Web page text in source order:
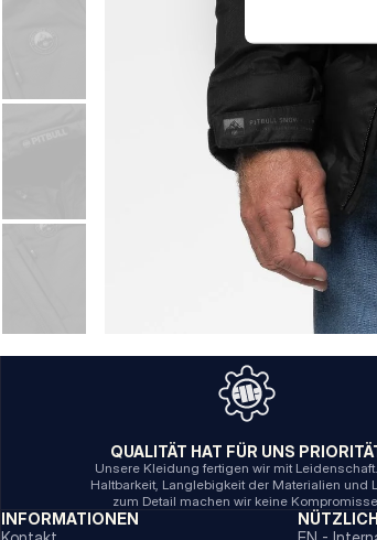
QUALITÄT HAT FÜR UNS
Unsere Kleidung fertigen wir mit
Haltbarkeit, Langlebigkeit der Materialien und
zum Detail machen wir keine
INFORMATIONEN